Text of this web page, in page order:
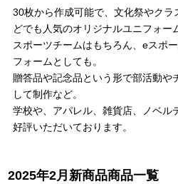
30枚から作成可能で、文化祭やク
どでも人気のオリジナルユニフォー
スポーツチームはもちろん、eスポ
フォームとしても。
贈答品や記念品という形で部活動や
して制作など。
学校や、アパレル、雑貨店、ノベル
好評いただいております。
2025年2月新商品商品一覧